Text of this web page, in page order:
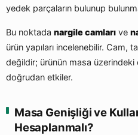
yedek parçaların bulunup
Bu noktada nargile camları ve
ürün yapıları incelenebilir. Cam,
değildir; ürünün masa üzerindeki
doğrudan etkiler.
Masa Genişliği ve
Hesaplanmalı?